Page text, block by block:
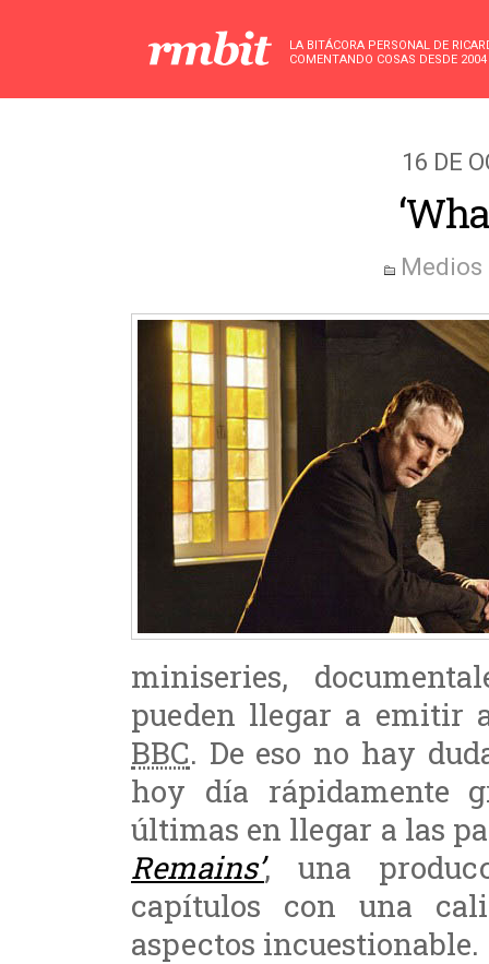
LA BITÁCORA PERSONAL DE
COMENTANDO COSAS DESDE 2004
16 DE
miniseries,
pueden llegar a emitir
BBC. De eso no hay
hoy día rápidamente
últimas en llegar a las
Remains’, una
capítulos con una
aspectos incuestionable.